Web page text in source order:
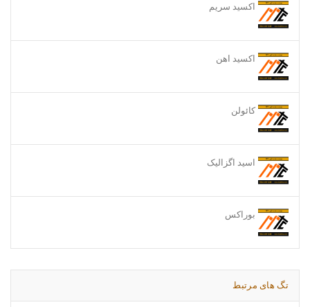
اکسید سریم
اکسید اهن
کائولن
اسید اگزالیک
بوراکس
تگ های مرتبط